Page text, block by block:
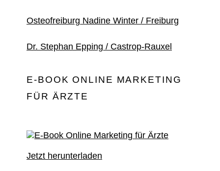
Osteofreiburg Nadine Winter / Freiburg
Dr. Stephan Epping / Castrop-Rauxel
E-BOOK ONLINE MARKETING
FÜR ÄRZTE
Jetzt herunterladen